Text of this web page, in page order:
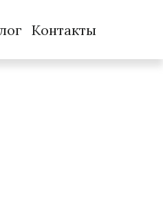
Контакты